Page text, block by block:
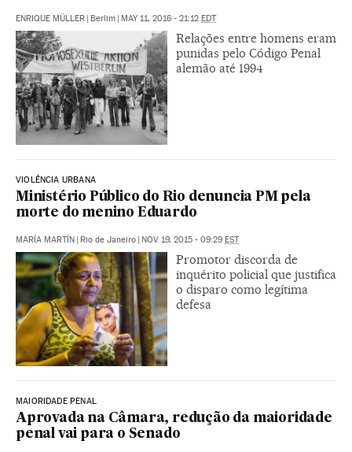
ENRIQUE MÜLLER | Berlim | MAY 11, 2016 - 21:12 EDT
Relações entre homens eram
punidas pelo Código Penal
alemão até 1994
VIOLÊNCIA URBANA
Ministério Público do Rio denuncia PM pela
morte do menino Eduardo
MARÍA MARTÍN | Rio de Janeiro | NOV 19, 2015 - 09:29 EST
Promotor discorda de
inquérito policial que justifica
o disparo como legítima
defesa
MAIORIDADE PENAL
Aprovada na Câmara, redução da maioridade
penal vai para o Senado